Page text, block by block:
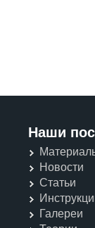
Наши
Новости
Статьи
Галереи